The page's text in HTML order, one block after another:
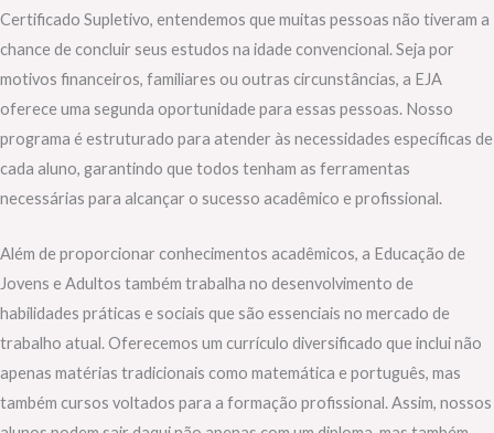
Certificado Supletivo, entendemos que muitas pessoas não tiveram a
chance de concluir seus estudos na idade convencional. Seja por
motivos financeiros, familiares ou outras circunstâncias, a EJA
oferece uma segunda oportunidade para essas pessoas. Nosso
programa é estruturado para atender às necessidades específicas de
cada aluno, garantindo que todos tenham as ferramentas
necessárias para alcançar o sucesso acadêmico e profissional.
Além de proporcionar conhecimentos acadêmicos, a Educação de
Jovens e Adultos também trabalha no desenvolvimento de
habilidades práticas e sociais que são essenciais no mercado de
trabalho atual. Oferecemos um currículo diversificado que inclui não
apenas matérias tradicionais como matemática e português, mas
também cursos voltados para a formação profissional. Assim, nossos